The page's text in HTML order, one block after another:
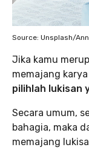
Source: Unsplash/
Jika kamu
memajang
pilihlah lukisan
Secara umum,
bahagia, maka
memajang